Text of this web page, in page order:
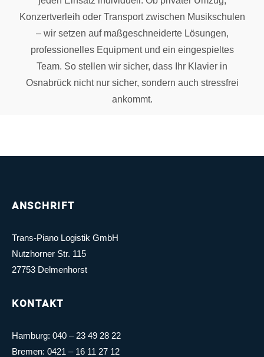
Konzertverleih oder Transport zwischen Musikschulen
– wir setzen auf maßgeschneiderte Lösungen,
professionelles Equipment und ein eingespieltes
Team. So stellen wir sicher, dass Ihr Klavier in
Osnabrück nicht nur sicher, sondern auch stressfrei
ankommt.
ANSCHRIFT
Trans-Piano Logistik GmbH
Nutzhorner Str. 115
27753 Delmenhorst
KONTAKT
Hamburg: 040 – 23 49 28 22
Bremen: 0421 – 16 11 27 12